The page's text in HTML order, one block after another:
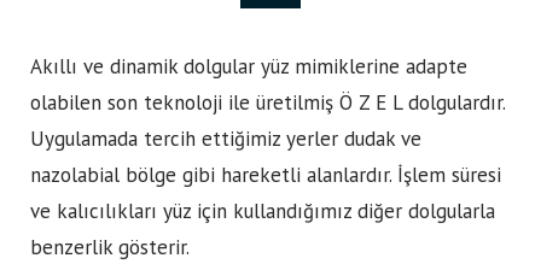
Akıllı ve dinamik dolgular yüz mimiklerine adapte
olabilen son teknoloji ile üretilmiş Ö Z E L dolgulardır.
Uygulamada tercih ettiğimiz yerler dudak ve
nazolabial bölge gibi hareketli alanlardır. İşlem süresi
ve kalıcılıkları yüz için kullandığımız diğer dolgularla
benzerlik gösterir.